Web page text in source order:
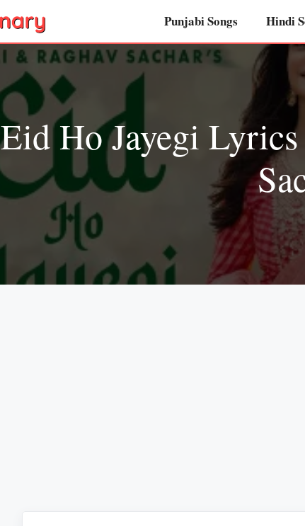
Punjabi Songs Hindi
Eid Ho Jayegi